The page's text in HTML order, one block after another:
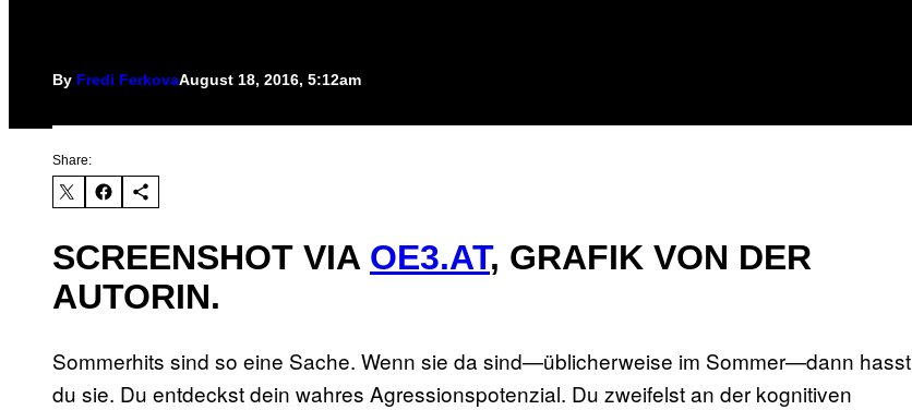
By Fredi FerkovaAugust 18, 2016, 5:12am
Share:
SCREENSHOT VIA OE3.AT, GRAFIK VON DER
AUTORIN.
Sommerhits sind so eine Sache. Wenn sie da sind—üblicherweise im Sommer—dann hasst
du sie. Du entdeckst dein wahres Agressionspotenzial. Du zweifelst an der kognitiven